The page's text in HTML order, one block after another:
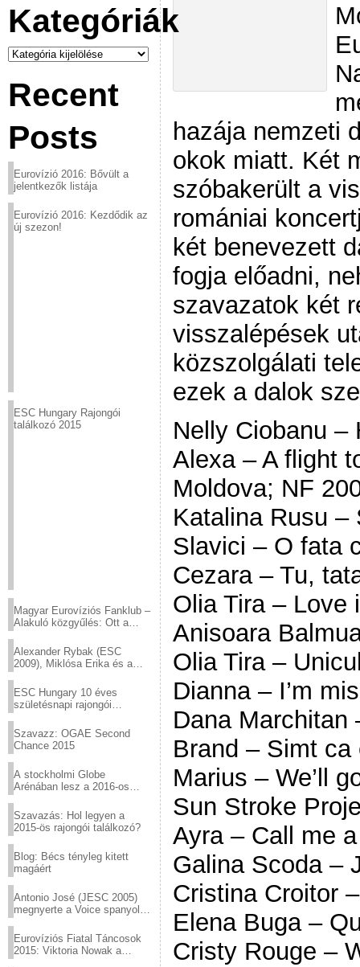
Kategóriák
Kategóriák
Recent
Posts
Eurovízió 2016: Bővült a
jelentkezők listája
Eurovízió 2016: Kezdődik az
új szezon!
ESC Hungary Rajongói
találkozó 2015
Magyar Eurovíziós Fanklub –
Alakuló közgyűlés: Ott a
Alexander Rybak (ESC
2009), Miklósa Erika és a
sztárjai a Margitszigeten
ESC Hungary 10 éves
születésnapi rajongói
Szavazz: OGAE Second
Chance 2015
A stockholmi Globe
Arénában lesz a 2016-os
Szavazás: Hol legyen a
2015-ös rajongói találkozó?
Blog: Bécs tényleg kitett
magáért
Antonio José (JESC 2005)
megnyerte a Voice spanyol
Eurovíziós Fiatal Táncosok
2015: Viktoria Nowak a
hazája nemzeti
okok miatt. Két
szóbakerült a
romániai
két benevezett
fogja előadni,
szavazatok két
visszalépések
közszolgálati
ezek a dalok
Nelly Ciobanu –
Alexa – A flight
Moldova; NF
Katalina Rusu –
Slavici – O fata
Cezara – Tu,
Olia Tira – Love
Anisoara
Olia Tira –
Dianna – I’m
Dana Marchitan
Brand – Simt
Marius – We’ll
Sun Stroke
Ayra – Call me
Galina Scoda –
Cristina Croitor
Elena Buga –
Cristy Rouge –